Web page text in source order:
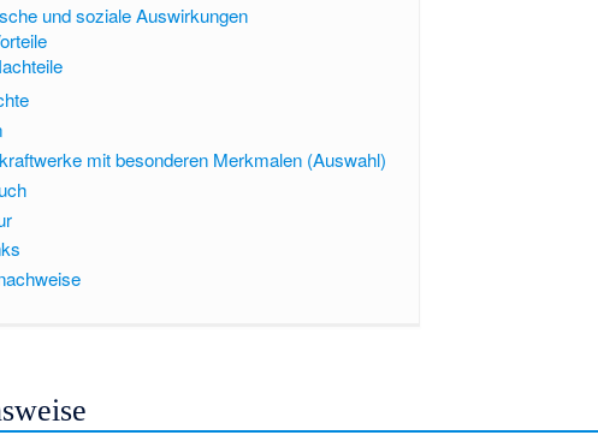
und soziale Auswirkungen
mit besonderen Merkmalen (Auswahl)